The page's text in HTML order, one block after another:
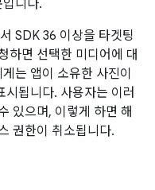
니다.
SDK 36 이상을 타겟팅
하면 선택한 미디어에 대
는 앱이 소유한 사진이
됩니다. 사용자는 이러
있으며, 이렇게 하면 해
권한이 취소됩니다.